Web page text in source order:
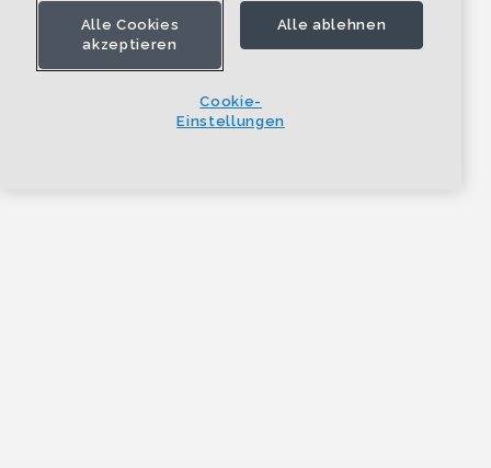
Alle Cookies
akzeptieren
Alle ablehnen
Cookie-
Einstellungen